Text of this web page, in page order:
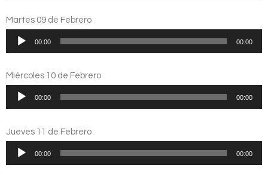
audio
Martes 09 de Febrero
Reproductor
audio
00:00 00:00
Miércoles 10 de Febrero
Reproductor
audio
00:00 00:00
Jueves 11 de Febrero
Reproductor
00:00 00:00